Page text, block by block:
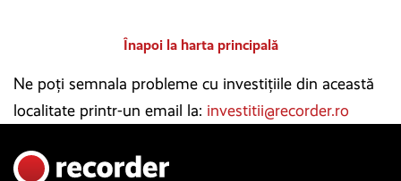
Înapoi la harta principală
Ne poți semnala probleme cu investițiile din această
localitate printr-un email la: investitii@recorder.ro